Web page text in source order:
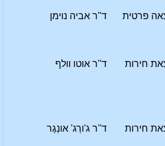
פרטית ד''ר אביה נוימן
חירות ד''ר אוטו וולף
חירות ד''ר ג'ורְג' אונְגֶר